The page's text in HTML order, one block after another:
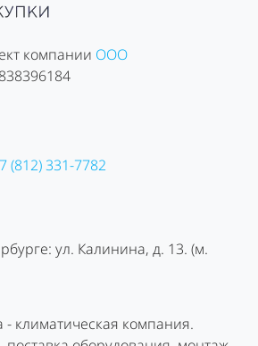
(812) 331-7782
ул. Калинина, д. 13. (м.
компании ООО
- климатическая компания.